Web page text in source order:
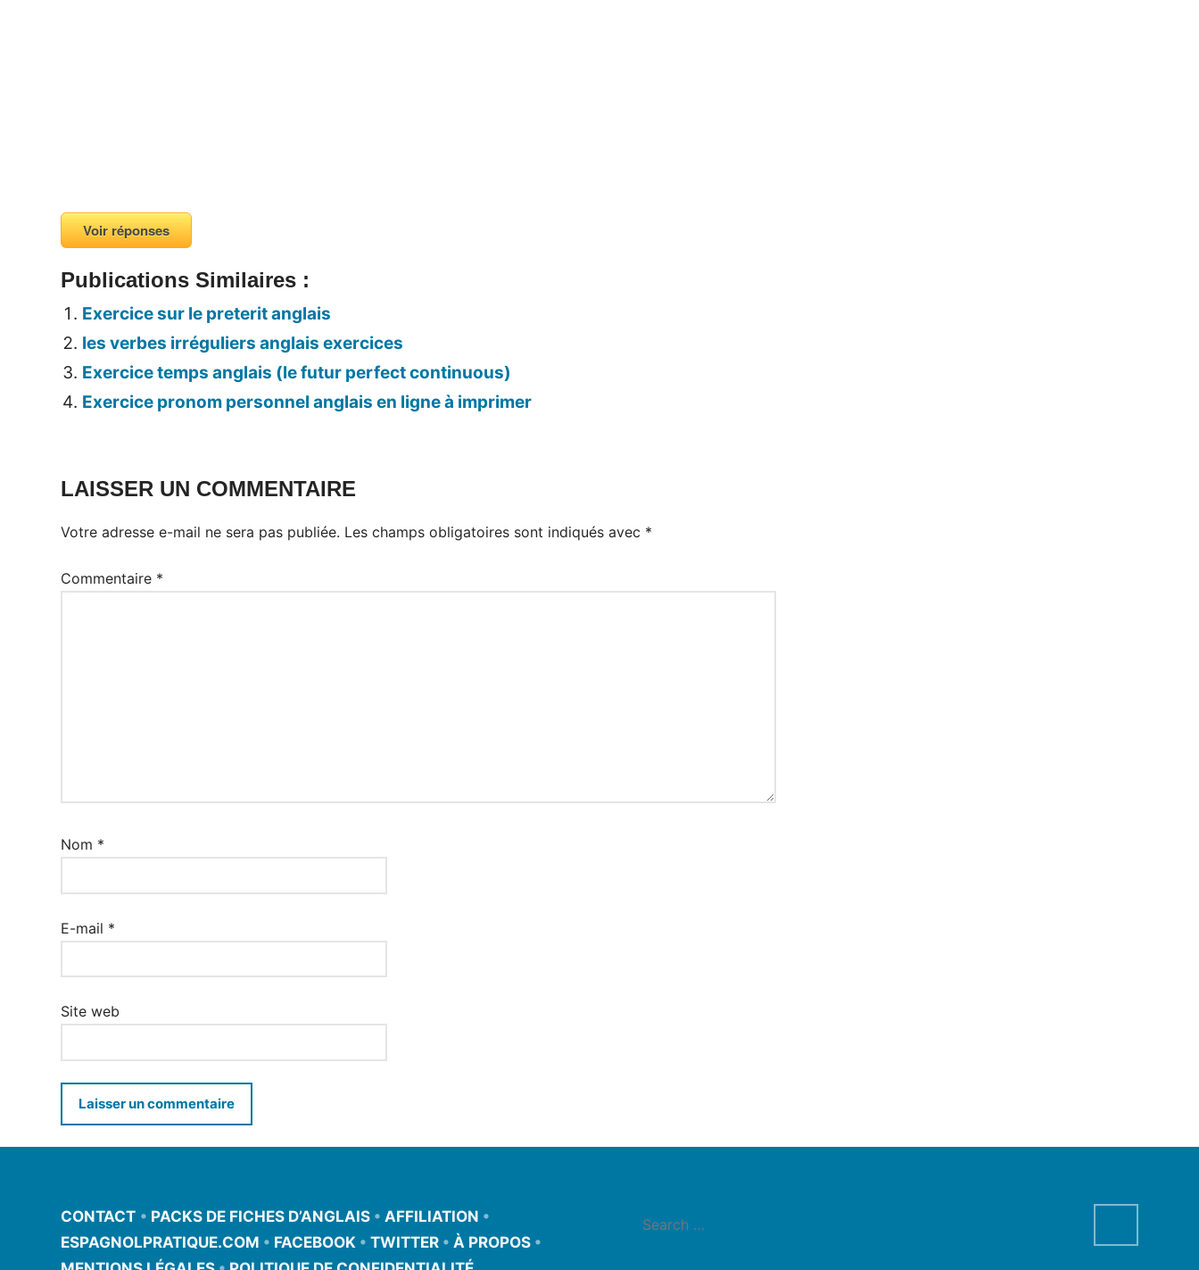
Voir réponses
Publications Similaires :
Exercice sur le preterit anglais
les verbes irréguliers anglais exercices
Exercice temps anglais (le futur perfect continuous)
Exercice pronom personnel anglais en ligne à imprimer
LAISSER UN COMMENTAIRE
Votre adresse e-mail ne sera pas publiée. Les champs obligatoires sont indiqués avec *
Commentaire *
Nom *
E-mail *
Site web
CONTACT • PACKS DE FICHES D’ANGLAIS • AFFILIATION •
ESPAGNOLPRATIQUE.COM • FACEBOOK • TWITTER • À PROPOS •